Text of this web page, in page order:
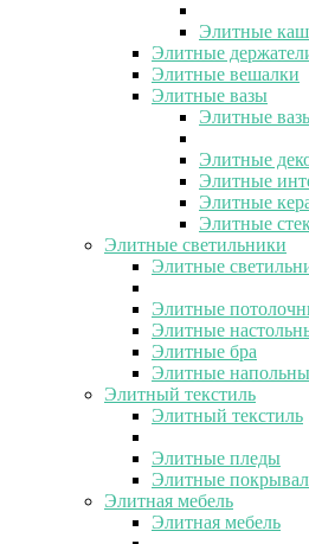
Элитные
Элитные
Элитные вешалки
Элитные вазы
Элитные
Элитные
Элитные
Элитные
Элитные
Элитные светильники
Элитные
Элитные
Элитные
Элитные бра
Элитные
Элитный текстиль
Элитный текстиль
Элитные пледы
Элитные
Элитная мебель
Элитная мебель